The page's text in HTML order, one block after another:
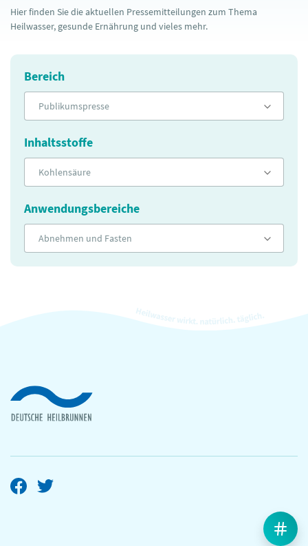
Hier finden Sie die aktuellen Pressemitteilungen zum Thema
Heilwasser, gesunde Ernährung und vieles mehr.
Bereich
Publikumspresse
Inhaltsstoffe
Kohlensäure
Anwendungsbereiche
Abnehmen und Fasten